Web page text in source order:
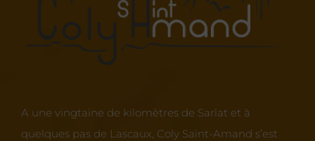
A une vingtaine de kilomètres de Sarlat et à
quelques pas de Lascaux, Coly Saint-Amand s’est